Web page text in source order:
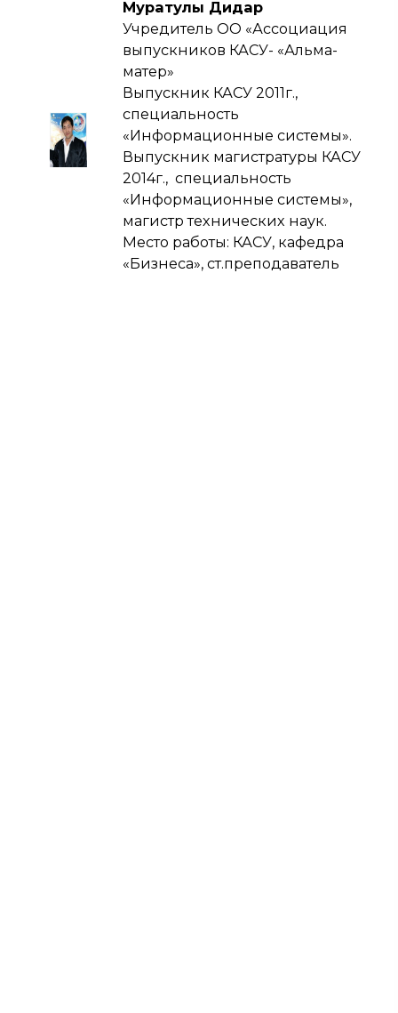
Муратулы Дидар
Учредитель ОО «Ассоциация
выпускников КАСУ- «Альма-
матер»
Выпускник КАСУ 2011г.,
специальность
«Информационные системы».
Выпускник магистратуры КАСУ
2014г., специальность
«Информационные системы»,
магистр технических наук.
Место работы: КАСУ, кафедра
«Бизнеса», ст.преподаватель